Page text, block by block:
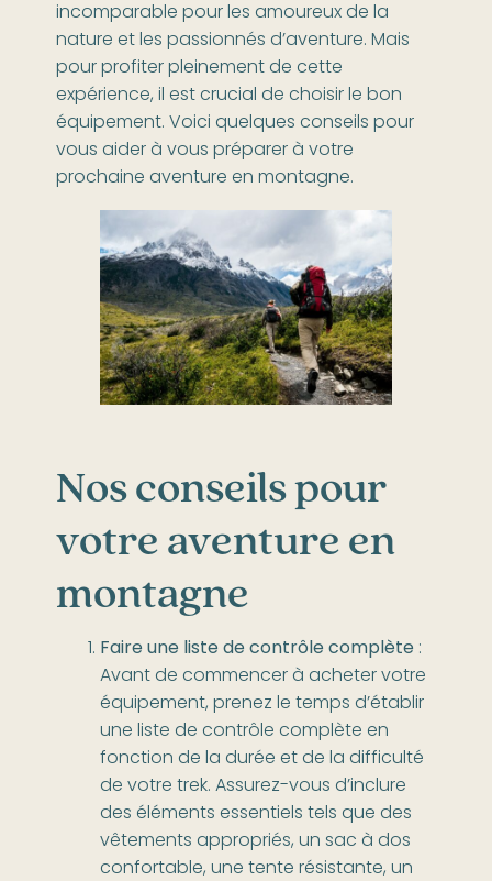
incomparable pour les amoureux de la
nature et les passionnés d’aventure. Mais
pour profiter pleinement de cette
expérience, il est crucial de choisir le bon
équipement. Voici quelques conseils pour
vous aider à vous préparer à votre
prochaine aventure en montagne.
Nos conseils pour
votre aventure en
montagne
Faire une liste de contrôle complète:
Avant de commencer à acheter votre
équipement, prenez le temps d’établir
une liste de contrôle complète en
fonction de la durée et de la difficulté
de votre trek. Assurez-vous d’inclure
des éléments essentiels tels que des
vêtements appropriés, un sac à dos
confortable, une tente résistante, un